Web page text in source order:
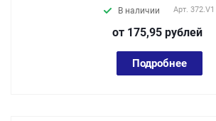
В наличии Арт. 372.V1
от 175,95 рублей
Подробнее